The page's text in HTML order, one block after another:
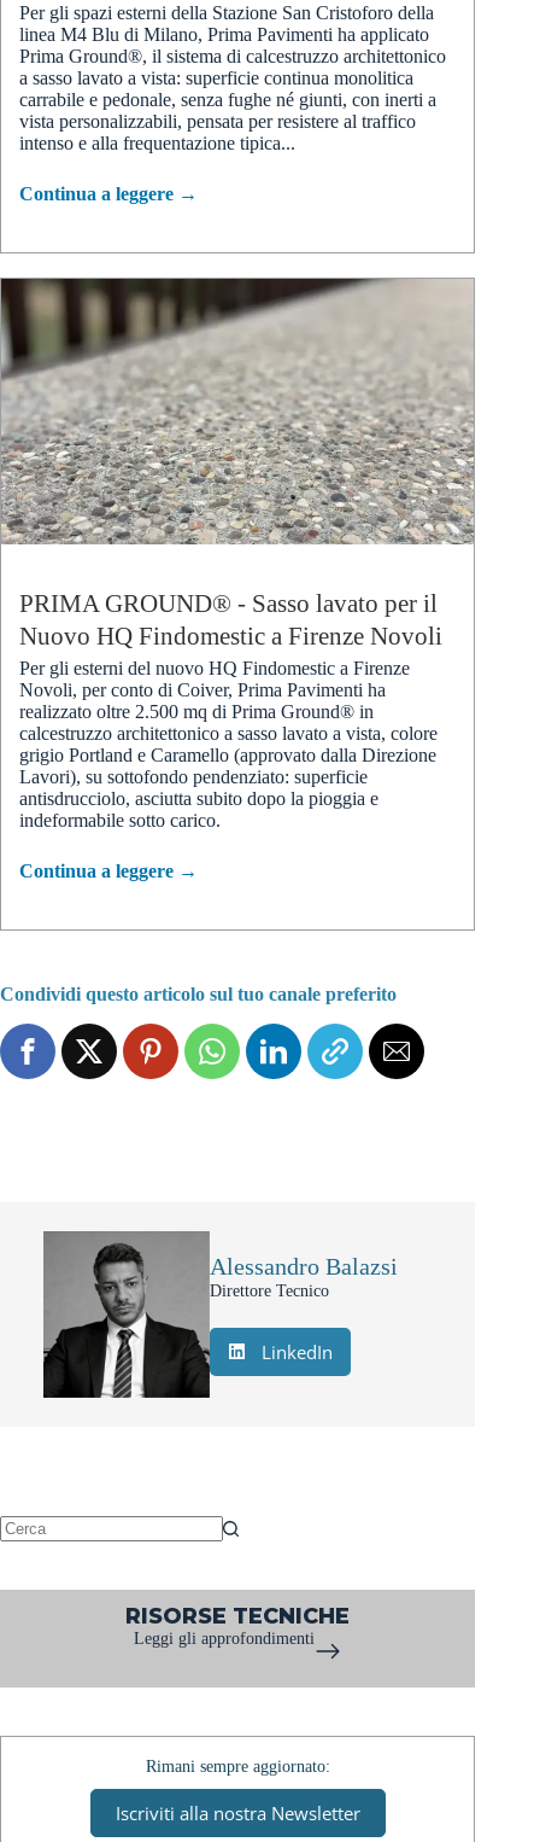
Per gli spazi esterni della Stazione San Cristoforo della
linea M4 Blu di Milano, Prima Pavimenti ha applicato
Prima Ground®, il sistema di calcestruzzo architettonico
a sasso lavato a vista: superficie continua monolitica
carrabile e pedonale, senza fughe né giunti, con inerti a
vista personalizzabili, pensata per resistere al traffico
intenso e alla frequentazione tipica...
Continua a leggere →
PRIMA GROUND® - Sasso lavato per il
Nuovo HQ Findomestic a Firenze Novoli
Per gli esterni del nuovo HQ Findomestic a Firenze
Novoli, per conto di Coiver, Prima Pavimenti ha
realizzato oltre 2.500 mq di Prima Ground® in
calcestruzzo architettonico a sasso lavato a vista, colore
grigio Portland e Caramello (approvato dalla Direzione
Lavori), su sottofondo pendenziato: superficie
antisdrucciolo, asciutta subito dopo la pioggia e
indeformabile sotto carico.
Continua a leggere →
Condividi questo articolo sul tuo canale preferito
Alessandro Balazsi
Direttore Tecnico
LinkedIn
RISORSE TECNICHE
Leggi gli approfondimenti
Rimani sempre aggiornato:
Iscriviti alla nostra Newsletter